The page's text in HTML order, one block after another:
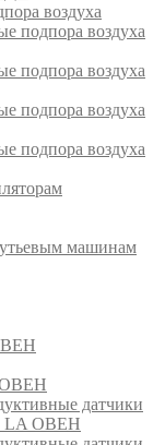
воздуха
подпора воздуха
подпора воздуха
подпора воздуха
подпора воздуха
машинам
ОВЕН
датчики
LA ОВЕН